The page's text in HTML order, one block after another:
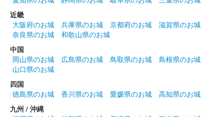
近畿
大阪府のお城
兵庫県のお城 京都府のお城
滋賀県のお城
奈良県のお城
和歌山県のお城
中国
岡山県のお城
広島県のお城 鳥取県のお城
島根県のお城
山口県のお城
四国
徳島県のお城
香川県のお城 愛媛県のお城
高知県のお城
九州 / 沖縄